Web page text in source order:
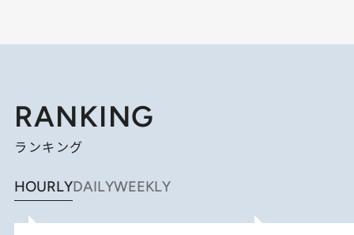
RANKING
ランキング
HOURLYDAILYWEEKLY